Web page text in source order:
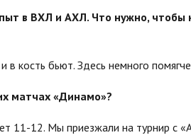
в ВХЛ и АХЛ. Что нужно, чтобы
кость бьют. Здесь немного
матчах «Динамо»?
11-12. Мы приезжали на турнир с